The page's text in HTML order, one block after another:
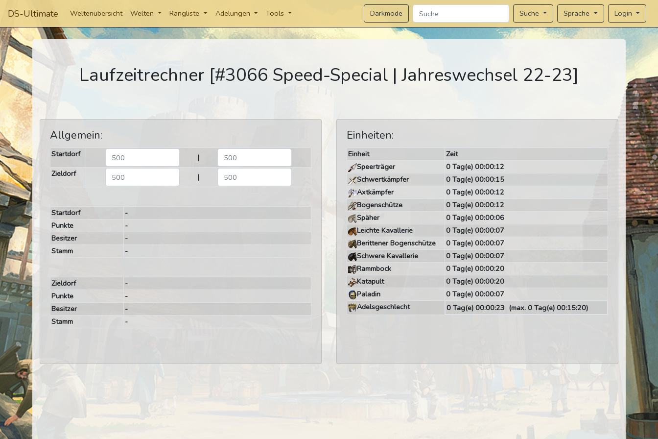
DS-Ultimate Weltenübersicht Welten Rangliste Adelungen Tools Darkmode Suche Sprache Login
Laufzeitrechner [#3066 Speed-Special | Jahreswechsel 22-23]
Allgemein:
Startdorf
|
Zieldorf
|
Startdorf
-
Punkte
-
Besitzer
-
Stamm
-
Zieldorf
-
Punkte
-
Besitzer
-
Stamm
-
Einheiten:
Einheit
Zeit
Speerträger
0 Tag(e) 00:00:12
Schwertkämpfer
0 Tag(e) 00:00:15
Axtkämpfer
0 Tag(e) 00:00:12
Bogenschütze
0 Tag(e) 00:00:12
Späher
0 Tag(e) 00:00:06
Leichte Kavallerie
0 Tag(e) 00:00:07
Berittener Bogenschütze
0 Tag(e) 00:00:07
Schwere Kavallerie
0 Tag(e) 00:00:07
Rammbock
0 Tag(e) 00:00:20
Katapult
0 Tag(e) 00:00:20
Paladin
0 Tag(e) 00:00:07
Adelsgeschlecht
0 Tag(e) 00:00:23 (max. 0 Tag(e) 00:15:20)